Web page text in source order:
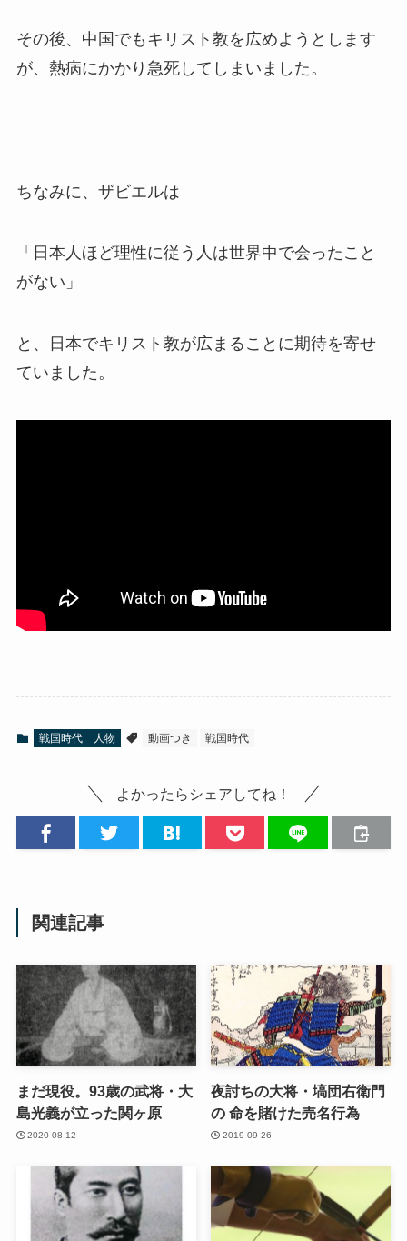
その後、中国でもキリスト教を広めようとします
が、熱病にかかり急死してしまいました。
ちなみに、ザビエルは
「日本人ほど理性に従う人は世界中で会ったこと
がない」
と、日本でキリスト教が広まることに期待を寄せ
ていました。
戦国時代 人物 動画つき 戦国時代
よかったらシェアしてね！
関連記事
まだ現役。93歳の武将・大
島光義が立った関ヶ原
2020-08-12
夜討ちの大将・塙団右衛門
の 命を賭けた売名行為
2019-09-26